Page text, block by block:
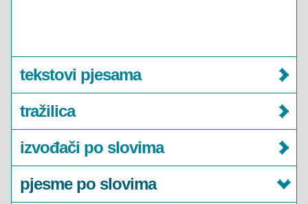
tekstovi pjesama
tražilica
izvođači po slovima
pjesme po slovima